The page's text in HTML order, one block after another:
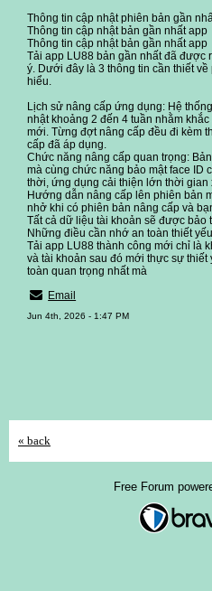
Thông tin cập nhật phiên bản gần
Thông tin cập nhật bản gần nhất app
Thông tin cập nhật bản gần nhất app
Tải app LU88 bản gần nhất đã được
ý. Dưới đây là 3 thông tin cần thiết
hiểu.
Lịch sử nâng cấp ứng dụng: Hệ
nhật khoảng 2 đến 4 tuần nhằm
mới. Từng đợt nâng cấp đều đi kèm
cấp đã áp dụng.
Chức năng nâng cấp quan trọng:
mà cùng chức năng bảo mật face ID
thời, ứng dụng cải thiện lớn thời gian
Hướng dẫn nâng cấp lên phiên bản
nhở khi có phiên bản nâng cấp và
Tất cả dữ liệu tài khoản sẽ được bảo
Những điều cần nhớ an toàn thiết
Tải app LU88 thành công mới chỉ là
và tài khoản sau đó mới thực sự thiết
toàn quan trọng nhất mà
Email
Jun 4th, 2026 - 1:47 PM
« back
Free Forum